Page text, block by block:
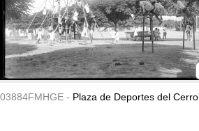
03884FMHGE - Plaza de Deportes del Cerro.